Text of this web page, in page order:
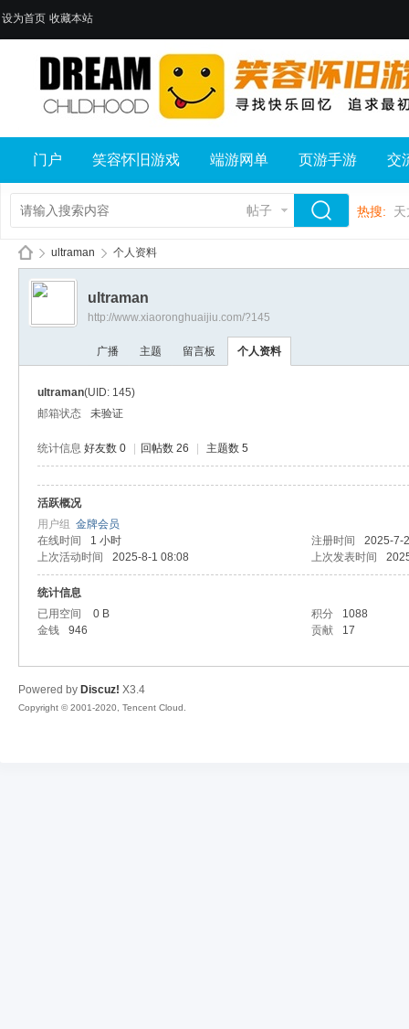
设为首页 收藏本站
门户 笑容怀旧游戏 端游网单 页游手游 交
帖子 热搜:
怀
›
ultraman 个人资料
ultraman
http://www.xiaoronghuaijiu.com/?145
广播 主题 留言板 个人资料
ultraman(UID: 145)
邮箱状态
未验证
统计信息 好友数 0 回帖数 26 主题数 5
活跃概况
用户组 金牌会员
在线时间
1 小时 注册时间
2025-7-
上次活动时间
2025-8-1 08:08 上次发表时间
统计信息
已用空间
0 B 积分
1088
金钱
946 贡献 17
Powered by Discuz! X3.4
Copyright © 2001-2020, Tencent Cloud.